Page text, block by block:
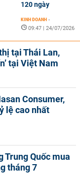
120 ngày
KINH DOANH -
09:47 | 24/07/2026
tại Thái Lan,
tại Việt Nam
Consumer,
lệ cao nhất
Trung Quốc mua
tháng 7